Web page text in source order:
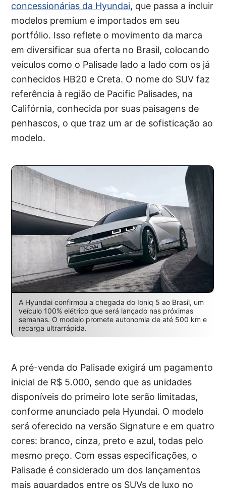
concessionárias da Hyundai, que passa a incluir
modelos premium e importados em seu
portfólio. Isso reflete o movimento da marca
em diversificar sua oferta no Brasil, colocando
veículos como o Palisade lado a lado com os já
conhecidos HB20 e Creta. O nome do SUV faz
referência à região de Pacific Palisades, na
Califórnia, conhecida por suas paisagens de
penhascos, o que traz um ar de sofisticação ao
modelo.
A Hyundai confirmou a chegada do Ioniq 5 ao Brasil, um
veículo 100% elétrico que será lançado nas próximas
semanas. O modelo promete autonomia de até 500 km e
recarga ultrarrápida.
A pré-venda do Palisade exigirá um pagamento
inicial de R$ 5.000, sendo que as unidades
disponíveis do primeiro lote serão limitadas,
conforme anunciado pela Hyundai. O modelo
será oferecido na versão Signature e em quatro
cores: branco, cinza, preto e azul, todas pelo
mesmo preço. Com essas especificações, o
Palisade é considerado um dos lançamentos
mais aguardados entre os SUVs de luxo no